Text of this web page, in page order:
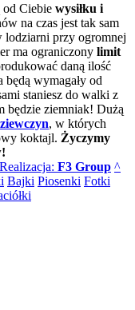
od Ciebie wysiłku i
na czas jest tak sam
lodziarni przy ogromnej
ma ograniczony limit
daną ilość
wymagały od
staniesz do walki z
będzie ziemniak! Dużą
, w których
koktajl. Życzymy
Realizacja: F3 Group ^
Bajki Piosenki Fotki